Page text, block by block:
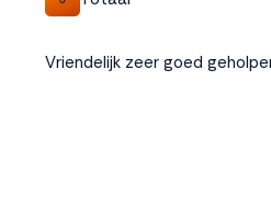
Vriendelijk zeer goed